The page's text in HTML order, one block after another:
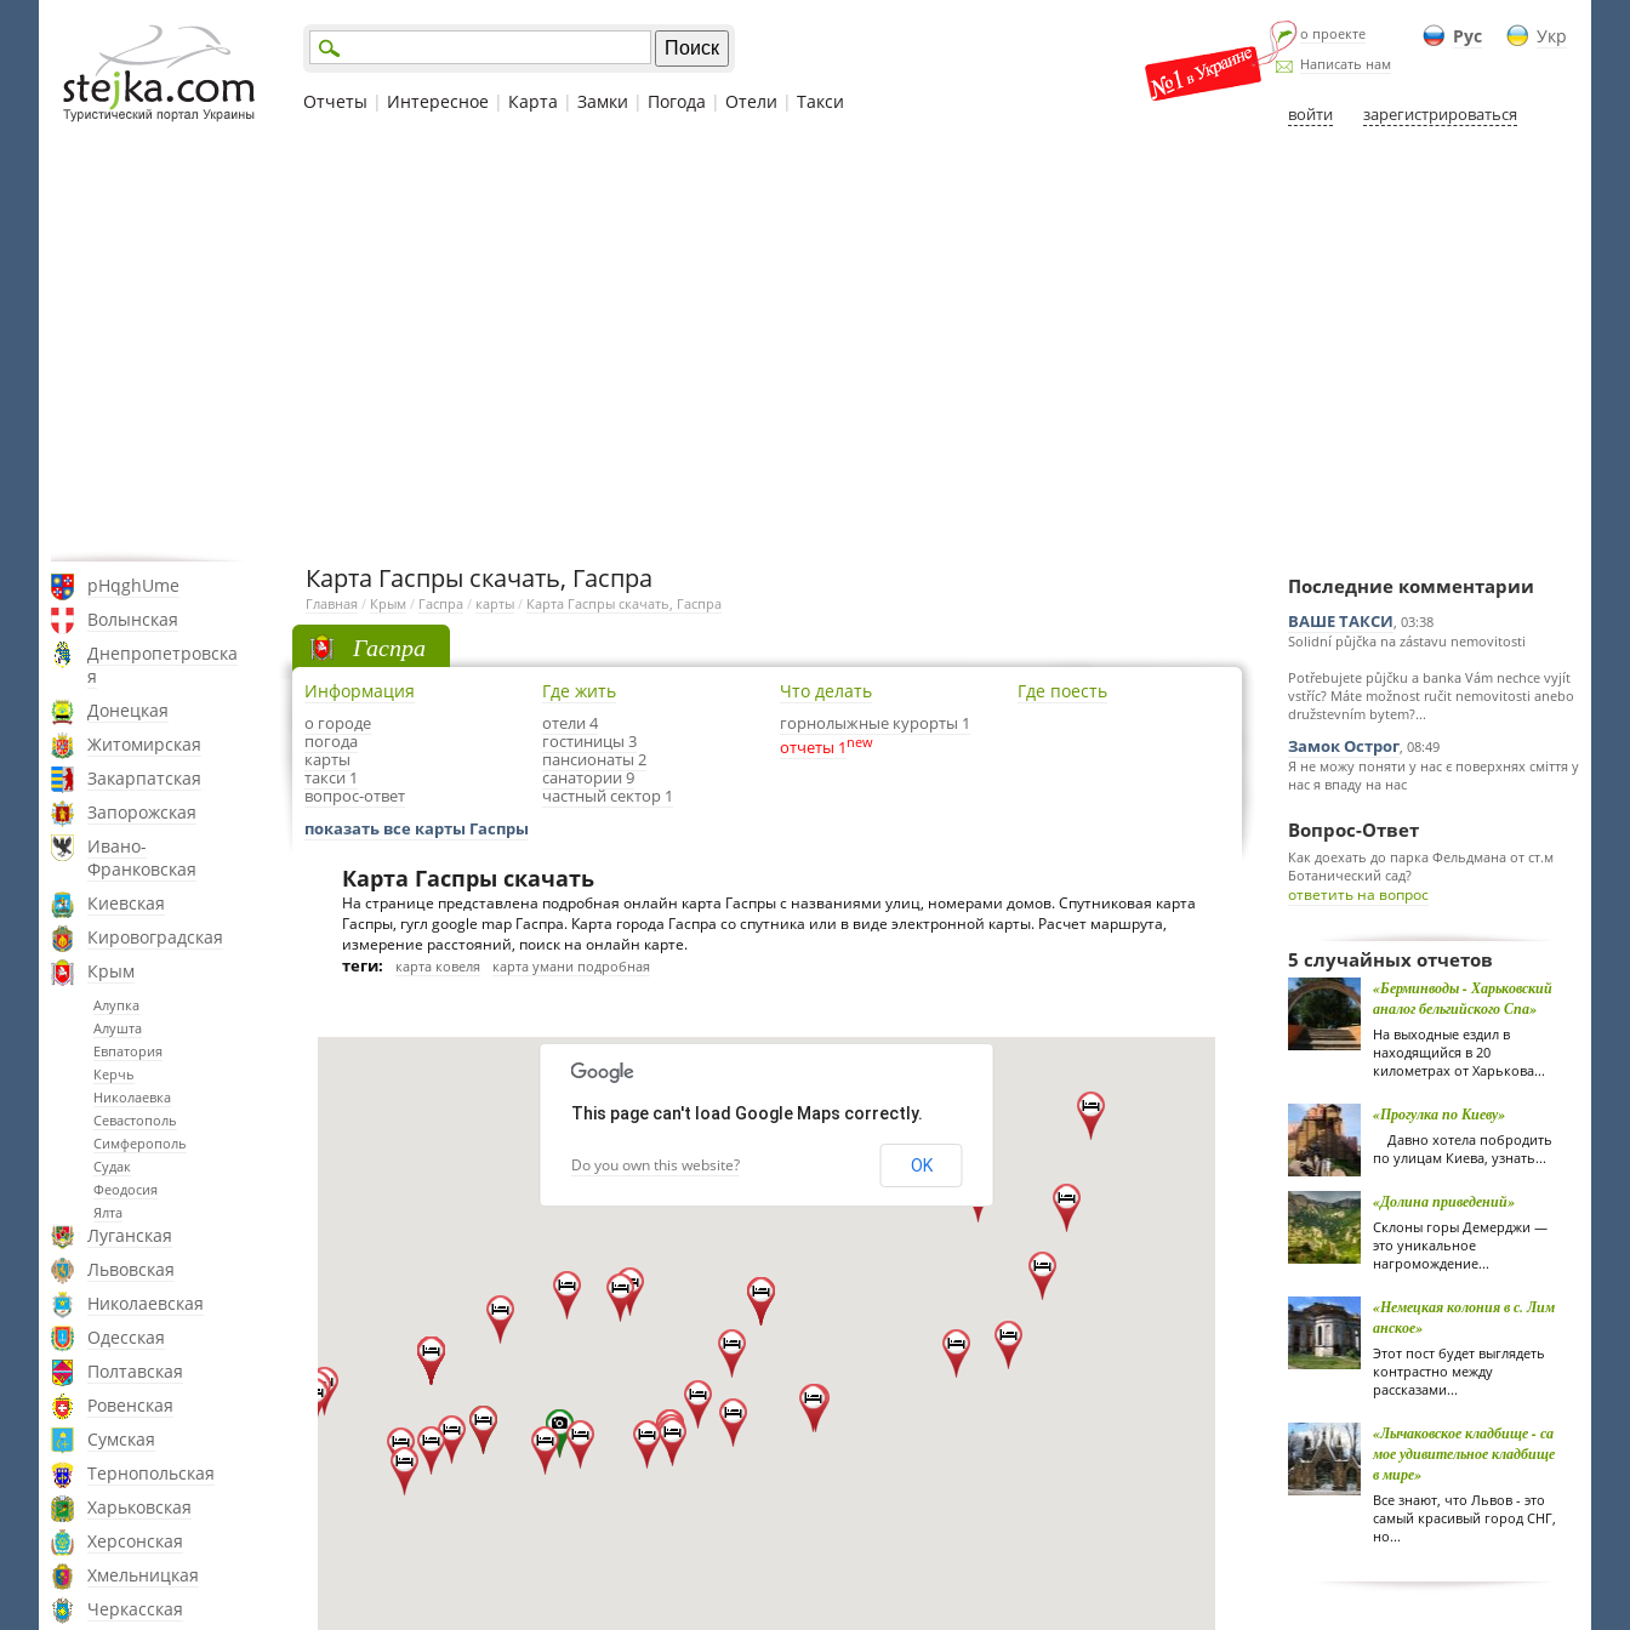
Рус Укр
о проекте
Написать нам
войти зарегистрироваться
Отчеты | Интересное | Карта | Замки | Погода | Отели | Такси
pHqghUme
Волынская
Днепропетровска
я
Донецкая
Житомирская
Закарпатская
Запорожская
Ивано-
Франковская
Киевская
Кировоградская
Крым
Алупка
Алушта
Евпатория
Керчь
Николаевка
Севастополь
Симферополь
Судак
Феодосия
Ялта
Луганская
Львовская
Николаевская
Одесская
Полтавская
Ровенская
Сумская
Тернопольская
Харьковская
Херсонская
Хмельницкая
Черкасская
Карта Гаспры скачать, Гаспра
Главная / Крым / Гаспра / карты / Карта Гаспры скачать, Гаспра
Гаспра
Информация
о городе
погода
карты
такси 1
вопрос-ответ
Где жить
отели 4
гостиницы 3
пансионаты 2
санатории 9
частный сектор 1
Что делать
горнолыжные курорты 1
отчеты 1 new
Где поесть
показать все карты Гаспры
Карта Гаспры скачать
На странице представлена подробная онлайн карта Гаспры с названиями улиц, номерами домов. Спутниковая карта
Гаспры, гугл google map Гаспра. Карта города Гаспра со спутника или в виде электронной карты. Расчет маршрута,
измерение расстояний, поиск на онлайн карте.
теги: карта ковеля карта умани подробная
This page can't load Google Maps correctly.
Do you own this website? OK
Последние комментарии
ВАШЕ ТАКСИ, 03:38
Solidní půjčka na zástavu nemovitosti
Potřebujete půjčku a banka Vám nechce vyjít
vstříc? Máte možnost ručit nemovitosti anebo
družstevním bytem?...
Замок Острог, 08:49
Я не можу поняти у нас є поверхнях сміття у
нас я впаду на нас
Вопрос-Ответ
Как доехать до парка Фельдмана от ст.м
Ботанический сад?
ответить на вопрос
5 случайных отчетов
«Берминводы - Харьковский
аналог бельгийского Спа»
На выходные ездил в
находящийся в 20
километрах от Харькова...
«Прогулка по Киеву»
Давно хотела побродить
по улицам Киева, узнать...
«Долина приведений»
Склоны горы Демерджи —
это уникальное
нагромождение...
«Немецкая колония в с. Лим
анское»
Этот пост будет выглядеть
контрастно между
рассказами...
«Лычаковское кладбище - са
мое удивительное кладбище
в мире»
Все знают, что Львов - это
самый красивый город СНГ,
но...